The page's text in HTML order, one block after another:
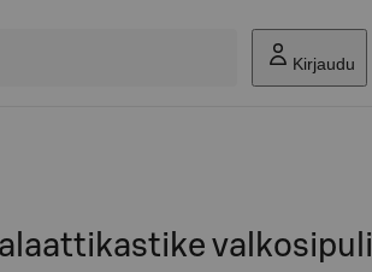
Kirjaudu
valkosipuli